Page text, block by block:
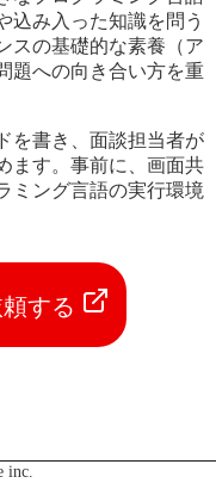
込み入った知識を問う
スの基礎的な素養（ア
題への向き合い方を重
を書き、面談担当者が
ます。事前に、画面共
ミング言語の実行環境
する
inc.